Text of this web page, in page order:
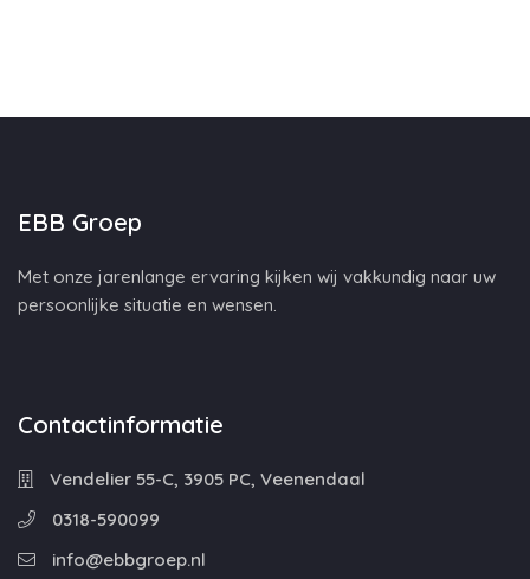
EBB Groep
Met onze jarenlange ervaring kijken wij vakkundig naar uw
persoonlijke situatie en wensen.
Contactinformatie
Vendelier 55-C, 3905 PC, Veenendaal
0318-590099
info@ebbgroep.nl